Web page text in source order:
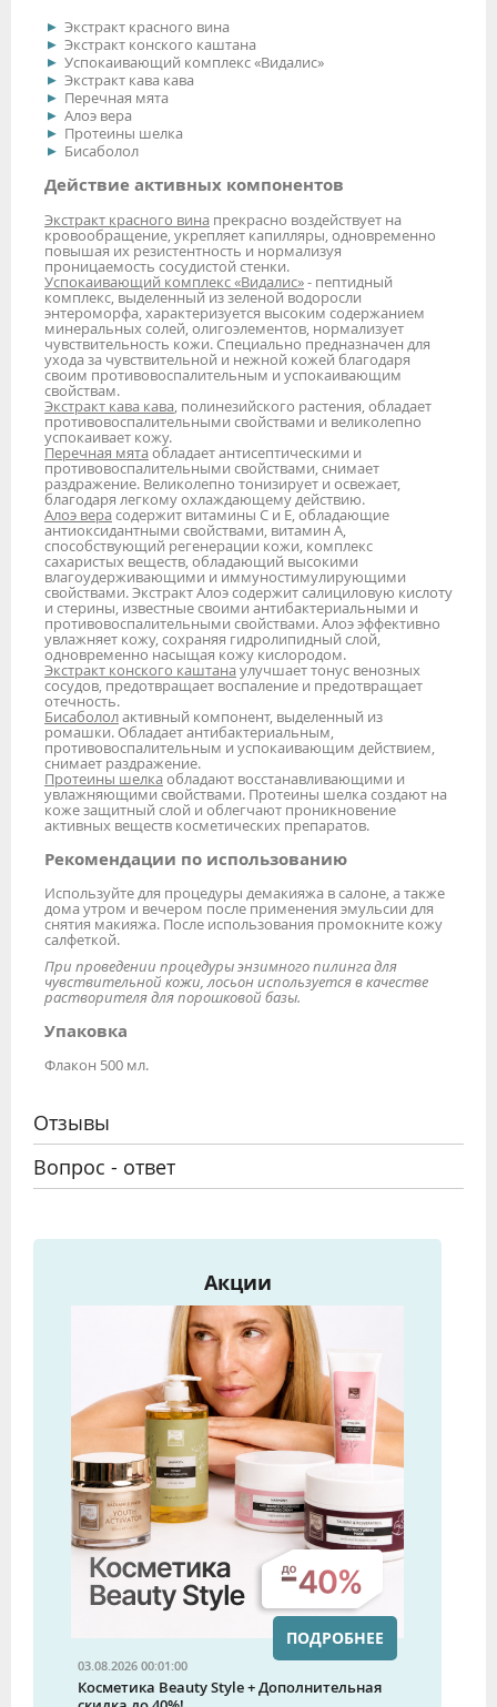
Экстракт красного вина
Экстракт конского каштана
Успокаивающий комплекс «Видалис»
Экстракт кава кава
Перечная мята
Алоэ вера
Протеины шелка
Бисаболол
Действие активных компонентов
Экстракт красного вина прекрасно воздействует на
кровообращение, укрепляет капилляры, одновременно
повышая их резистентность и нормализуя
проницаемость сосудистой стенки.
Успокаивающий комплекс «Видалис»- пептидный
комплекс, выделенный из зеленой водоросли
энтероморфа, характеризуется высоким содержанием
минеральных солей, олигоэлементов, нормализует
чувствительность кожи. Специально предназначен для
ухода за чувствительной и нежной кожей благодаря
своим противовоспалительным и успокаивающим
свойствам.
Экстракт кава кава , полинезийского растения, обладает
противовоспалительными свойствами и великолепно
успокаивает кожу.
Перечная мята обладает антисептическими и
противовоспалительными свойствами, снимает
раздражение. Великолепно тонизирует и освежает,
благодаря легкому охлаждающему действию.
Алоэ вера содержит витамины С и Е, обладающие
антиоксидантными свойствами, витамин А,
способствующий регенерации кожи, комплекс
сахаристых веществ, обладающий высокими
влагоудерживающими и иммуностимулирующими
свойствами. Экстракт Алоэ содержит салициловую кислоту
и стерины, известные своими антибактериальными и
противовоспалительными свойствами. Алоэ эффективно
увлажняет кожу, сохраняя гидролипидный слой,
одновременно насыщая кожу кислородом.
Экстракт конского каштана улучшает тонус венозных
сосудов, предотвращает воспаление и предотвращает
отечность.
Бисабололактивный компонент, выделенный из
ромашки. Обладает антибактериальным,
противовоспалительным и успокаивающим действием,
снимает раздражение.
Протеины шелка обладают восстанавливающими и
увлажняющими свойствами. Протеины шелка создают на
коже защитный слой и облегчают проникновение
активных веществ косметических препаратов.
Рекомендации по использованию
Используйте для процедуры демакияжа в салоне, а также
дома утром и вечером после применения эмульсии для
снятия макияжа. После использования промокните кожу
салфеткой.
При проведении процедуры энзимного пилинга для
чувствительной кожи, лосьон используется в качестве
растворителя для порошковой базы.
Упаковка
Флакон 500 мл.
Отзывы
Вопрос - ответ
Акции
03.08.2026 00:01:00
Косметика Beauty Style + Дополнительная
ПОДРОБНЕЕ